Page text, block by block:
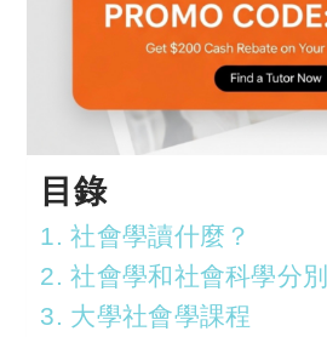
目錄
1. 社會學讀什麼？
2. 社會學和社會科學分別
3. 大學社會學課程